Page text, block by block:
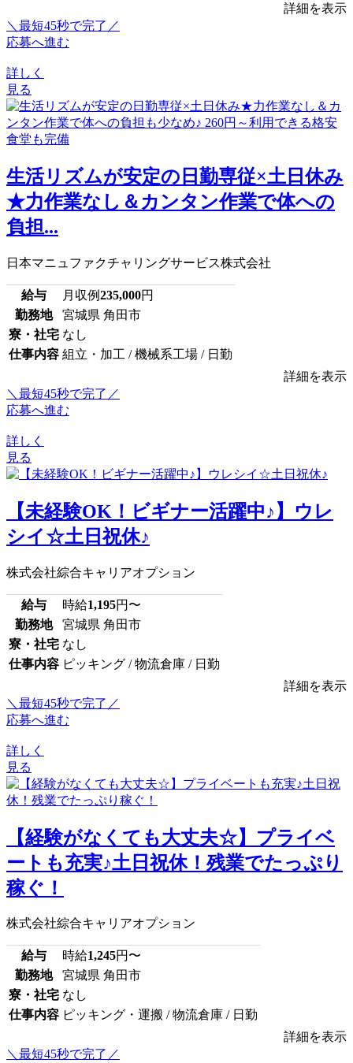
詳細を表示
＼最短45秒で完了／
応募へ進む
詳しく
見る
生活リズムが安定の日勤専従×土日休み
★力作業なし＆カンタン作業で体への
負担...
日本マニュファクチャリングサービス株式会社
給与 月収例235,000円
勤務地
宮城県 角田市
寮・社宅 なし
仕事内容 組立・加工 / 機械系工場 / 日勤
詳細を表示
＼最短45秒で完了／
応募へ進む
詳しく
見る
【未経験OK！ビギナー活躍中♪】ウレ
シイ☆土日祝休♪
株式会社綜合キャリアオプション
給与 時給1,195円〜
勤務地
宮城県 角田市
寮・社宅 なし
仕事内容 ピッキング / 物流倉庫 / 日勤
詳細を表示
＼最短45秒で完了／
応募へ進む
詳しく
見る
【経験がなくても大丈夫☆】プライベ
ートも充実♪土日祝休！残業でたっぷり
稼ぐ！
株式会社綜合キャリアオプション
給与 時給1,245円〜
勤務地
宮城県 角田市
寮・社宅 なし
仕事内容 ピッキング・運搬 / 物流倉庫 / 日勤
詳細を表示
＼最短45秒で完了／